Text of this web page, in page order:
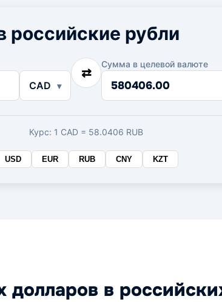
российские рубли
CAD
⇄
Сумма в целевой валюте
Сумма
Курс: 1 CAD = 58.0406 RUB
USD EUR RUB CNY KZT
в